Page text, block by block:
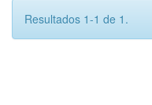
Resultados 1-1 de 1.